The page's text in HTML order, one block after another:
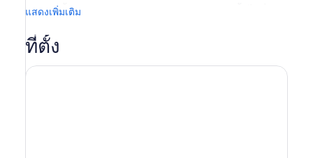
นอกจากนี้เรายังจะผ่าน
Princesas
ศตวรรษที่ 19 จากนั้นเราจะเดินไปตาม Justice Palace เพื่อชม
โบสถ์ทองคำ Igreja de Santo Antônio ที่น่าตื่นตาตื่นใจ
แสดงเพิ่มเติม
ที่ตั้ง